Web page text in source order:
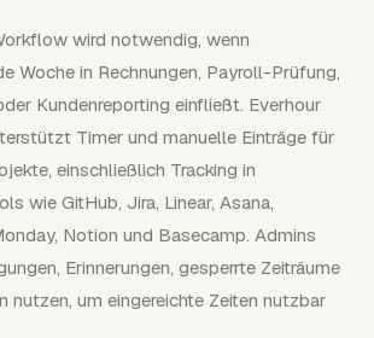
wird notwendig, wenn
Woche in Rechnungen, Payroll-Prüfung,
Kundenreporting einfließt. Everhour
Timer und manuelle Einträge für
einschließlich Tracking in
wie GitHub, Jira, Linear, Asana,
Notion und Basecamp. Admins
Erinnerungen, gesperrte Zeiträume
nutzen, um eingereichte Zeiten nutzbar